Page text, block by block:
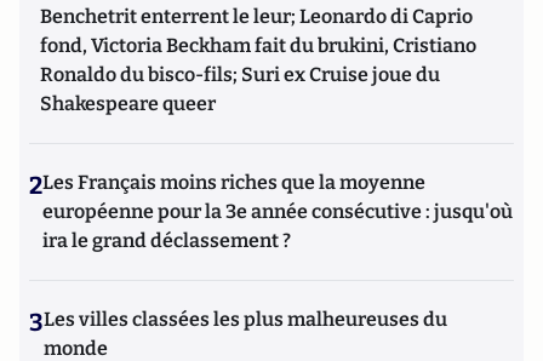
Benchetrit enterrent le leur; Leonardo di Caprio
fond, Victoria Beckham fait du brukini, Cristiano
Ronaldo du bisco-fils; Suri ex Cruise joue du
Shakespeare queer
2Les Français moins riches que la moyenne
européenne pour la 3e année consécutive : jusqu'où
ira le grand déclassement ?
3Les villes classées les plus malheureuses du
monde